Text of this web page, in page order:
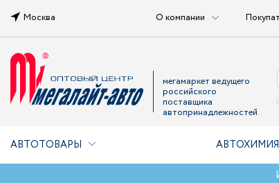
Москва О компании
мегамаркет ведущего
российского
поставщика
автопринадлежностей
АВТОТОВАРЫ АВТОХИМИЯ